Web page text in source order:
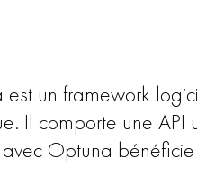
un framework
Il comporte une
Optuna